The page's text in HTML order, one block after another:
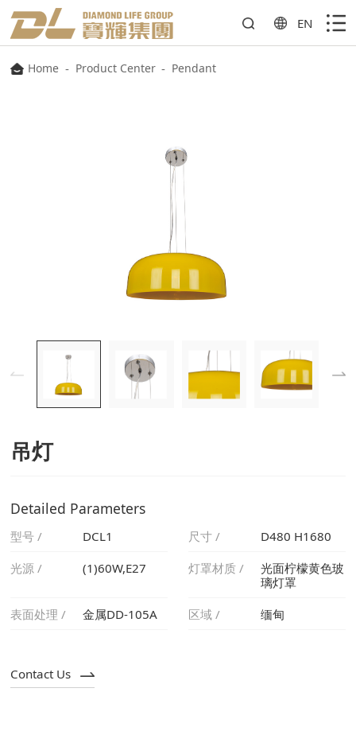
EN
Home - Product Center - Pendant
吊灯
Detailed Parameters
型号 / DCL1 尺寸 /
D480 H1680
光源 /
(1)60W,E27
灯罩材质 /
璃灯罩
表面处理 /
金属DD-105A 区域 / 缅甸
Contact Us